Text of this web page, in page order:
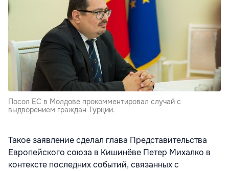
Посол ЕС в Молдове прокомментировал случай с
выдворением граждан Турции.
Такое заявление сделал глава Представительства
Европейского союза в Кишинёве Петер Михалко в
контексте последних событий, связанных с